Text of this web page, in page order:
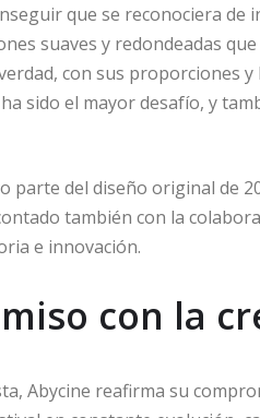
que se reconociera de
suaves y redondeadas
con sus proporciones
sido el mayor desafío, y
parte del diseño original de
también con la
e innovación.
con la
Abycine reafirma su